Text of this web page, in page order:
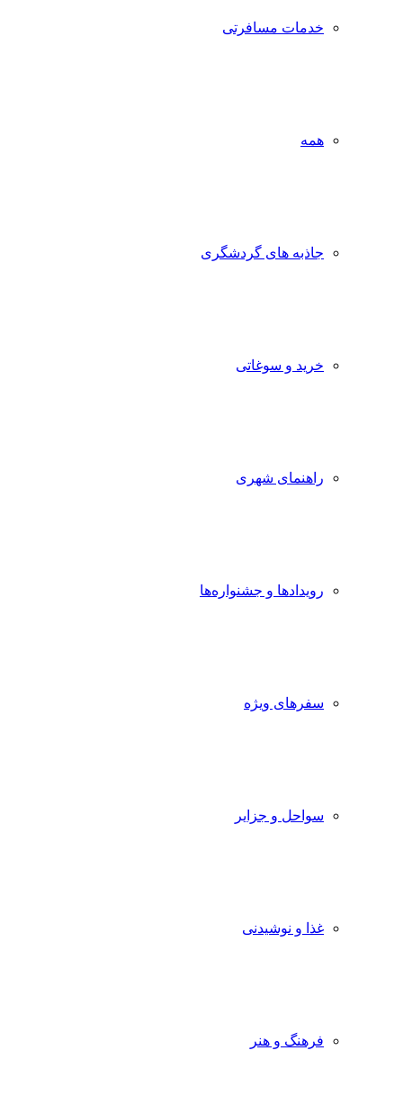
خدمات مسافرتی
همه
جاذبه‌ های گردشگری
خرید و سوغاتی
راهنمای شهری
رویدادها و جشنواره‌ها
سفرهای ویژه
سواحل و جزایر
غذا و نوشیدنی
فرهنگ و هنر